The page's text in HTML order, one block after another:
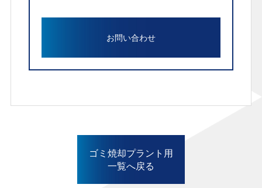
お問い合わせ
ゴミ焼却プラント用
一覧へ戻る